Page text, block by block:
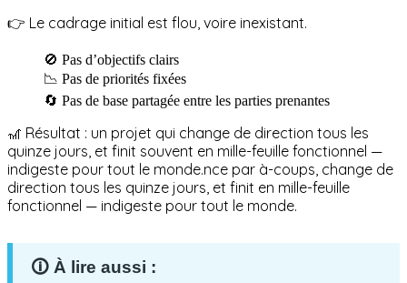
👉 Le cadrage initial est flou, voire inexistant.
🚫 Pas d’objectifs clairs
📉 Pas de priorités fixées
🔄 Pas de base partagée entre les parties prenantes
🎢 Résultat : un projet qui change de direction tous les
quinze jours, et finit souvent en mille-feuille fonctionnel —
indigeste pour tout le monde.nce par à-coups, change de
direction tous les quinze jours, et finit en mille-feuille
fonctionnel — indigeste pour tout le monde.